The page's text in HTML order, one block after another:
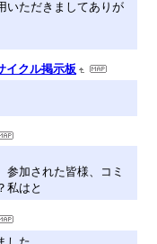
いただきましてありが
イクル掲示板
参加された皆様、コミ
私はと